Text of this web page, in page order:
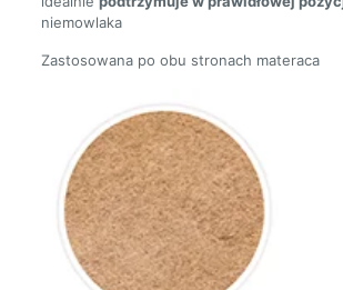
niemowlaka
Zastosowana po obu stronach materaca